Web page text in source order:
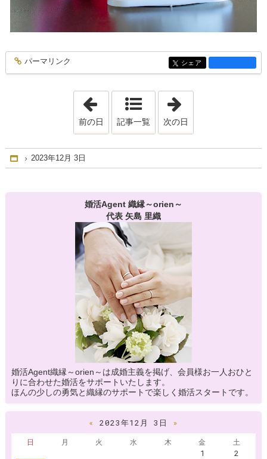
entry1367
パーマリンク entry1367
シェア
「2023年11月19日」
前の日 記事一覧 次の日
Home
2023年12月 3日
婚活Agent 織縁～orien～
代表 矢島 里織
婚活Agent織縁～orien～は成婚主義を掲げ、会員様お一人おひと
りに合わせた婚活をサポートいたします。
ほんの少しの勇気と織縁のサポートで楽しく婚活スタートです。
« 2023年12月 3日
»
日
月 火 水 木 金
土
1
2